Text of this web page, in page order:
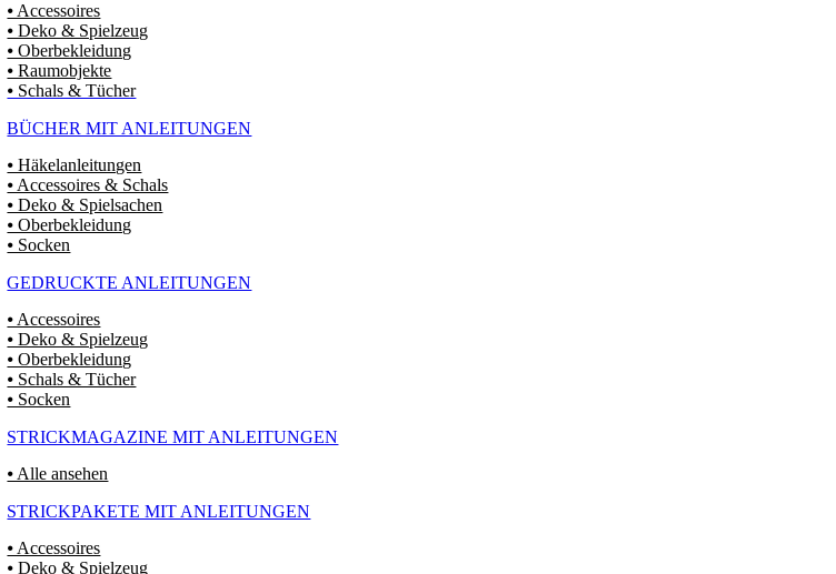
⦁ Accessoires
⦁ Deko & Spielzeug
⦁ Oberbekleidung
⦁ Raumobjekte
⦁ Schals & Tücher
BÜCHER MIT ANLEITUNGEN
⦁ Häkelanleitungen
⦁ Accessoires & Schals
⦁ Deko & Spielsachen
⦁ Oberbekleidung
⦁ Socken
GEDRUCKTE ANLEITUNGEN
⦁ Accessoires
⦁ Deko & Spielzeug
⦁ Oberbekleidung
⦁ Schals & Tücher
⦁ Socken
STRICKMAGAZINE MIT ANLEITUNGEN
⦁ Alle ansehen
STRICKPAKETE MIT ANLEITUNGEN
⦁ Accessoires
⦁ Deko & Spielzeug